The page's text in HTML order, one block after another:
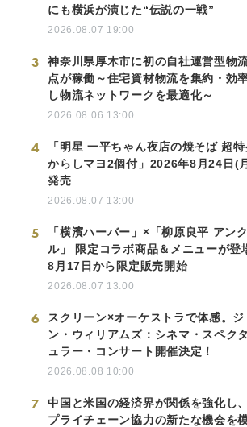
にも横浜が演じた“伝説の一戦”
2026.08.07 19:00
3
神奈川県厚木市に初の自社運営型物
点が稼働～住宅資材物流を集約・効
し物流ネットワークを最適化～
2026.08.06 13:00
4
「明星 一平ちゃん夜店の焼そば 超
からしマヨ2個付」2026年8月24日(
発売
2026.08.07 13:00
5
「横濱ハーバー」×「柳原良平 アンク
ル」 限定コラボ商品＆メニューが
8月17日から限定販売開始
2026.08.07 13:00
6
スクリーン×オーケストラで体感。ジ
ン・ウィリアムズ：シネマ・スペク
ュラー・コンサート開催決定！
2026.08.08 10:00
7
中国と米国の経済界が関係を強化し
プライチェーン協力の新たな機会を